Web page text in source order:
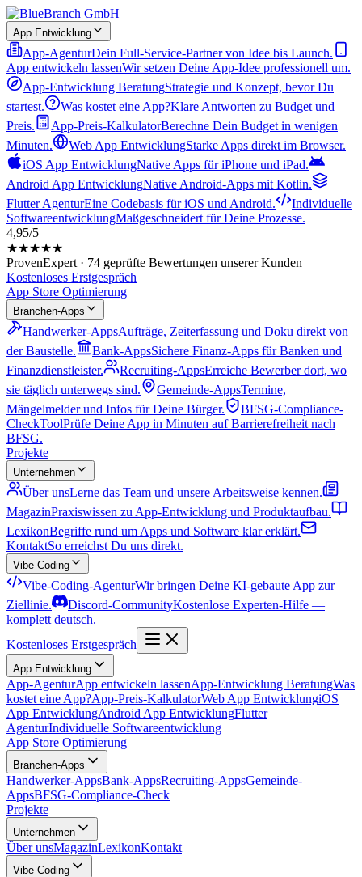
App Entwicklung
App-AgenturDein Full-Service-Partner von Idee bis Launch.
App entwickeln lassenWir setzen Deine App-Idee professionell um.
App-Entwicklung BeratungStrategie und Konzept, bevor Du
startest.
Was kostet eine App?Klare Antworten zu Budget und
Preis.
App-Preis-KalkulatorBerechne Dein Budget in wenigen
Minuten.
Web App EntwicklungStarke Apps direkt im Browser.
iOS App EntwicklungNative Apps für iPhone und iPad.
Android App EntwicklungNative Android-Apps mit Kotlin.
Flutter AgenturEine Codebasis für iOS und Android.
Individuelle
SoftwareentwicklungMaßgeschneidert für Deine Prozesse.
4,95/5
★★★★★
ProvenExpert · 74 geprüfte Bewertungen unserer Kunden
Kostenloses Erstgespräch
App Store Optimierung
Branchen-Apps
Handwerker-AppsAufträge, Zeiterfassung und Doku direkt von
der Baustelle.
Bank-AppsSichere Finanz-Apps für Banken und
Finanzdienstleister.
Recruiting-AppsErreiche Bewerber dort, wo
sie täglich unterwegs sind.
Gemeinde-AppsTermine,
Mängelmelder und Infos für Deine Bürger.
BFSG-Compliance-
CheckToolPrüfe Deine App in Minuten auf Barrierefreiheit nach
BFSG.
Projekte
Unternehmen
Über unsLerne das Team und unsere Arbeitsweise kennen.
MagazinPraxiswissen zu App-Entwicklung und Produktaufbau.
LexikonBegriffe rund um Apps und Software klar erklärt.
KontaktSo erreichst Du uns direkt.
Vibe Coding
Vibe-Coding-AgenturWir bringen Deine KI-gebaute App zur
Ziellinie.
Discord-CommunityKostenlose Experten-Hilfe —
komplett deutsch.
Kostenloses Erstgespräch
App Entwicklung
App-AgenturApp entwickeln lassenApp-Entwicklung BeratungWas
kostet eine App?App-Preis-KalkulatorWeb App EntwicklungiOS
App EntwicklungAndroid App EntwicklungFlutter
AgenturIndividuelle Softwareentwicklung
App Store Optimierung
Branchen-Apps
Handwerker-AppsBank-AppsRecruiting-AppsGemeinde-
AppsBFSG-Compliance-Check
Projekte
Unternehmen
Über unsMagazinLexikonKontakt
Vibe Coding